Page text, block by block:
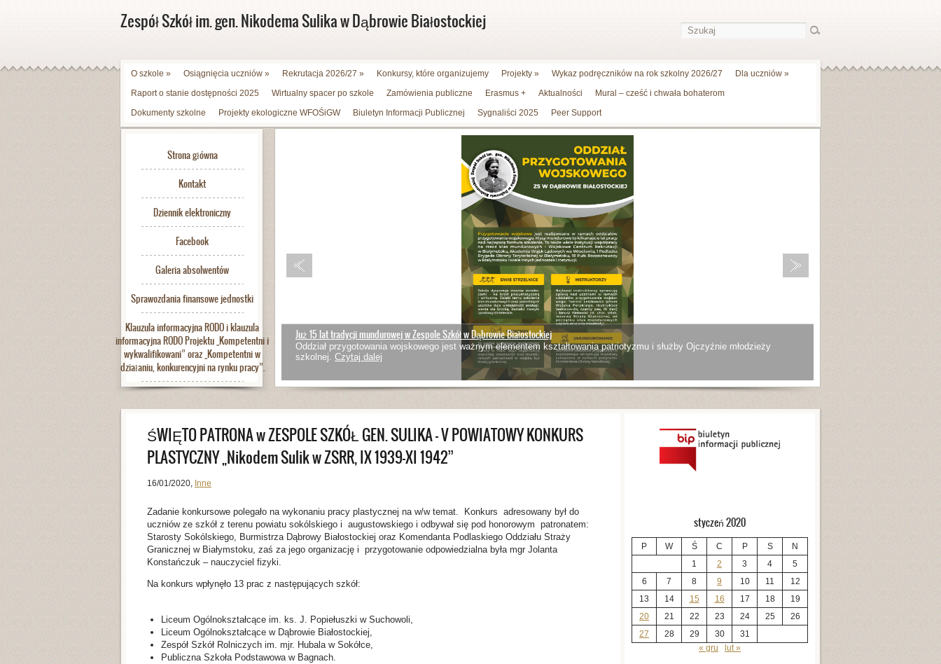
Zespół Szkół im. gen. Nikodema Sulika w Dąbrowie Białostockiej
O szkole » Osiągnięcia uczniów » Rekrutacja 2026/27 » Konkursy, które organizujemy Projekty » Wykaz podręczników na rok szkolny 2026/27 Dla uczniów »
Raport o stanie dostępności 2025
Wirtualny spacer po szkole Zamówienia publiczne Erasmus + Aktualności
Mural – cześć i chwała bohaterom
Dokumenty szkolne
Projekty ekologiczne WFOŚiGW Biuletyn Informacji Publicznej Sygnaliści 2025 Peer Support
Strona główna
Kontakt
Dziennik elektroniczny
Facebook
Galeria absolwentów
Sprawozdania finansowe jednostki
Klauzula informacyjna RODO i klauzula
informacyjna RODO Projektu „Kompetentni i
wykwalifikowani” oraz „Kompetentni w
działaniu, konkurencyjni na rynku pracy”.
Już 15 lat tradycji mundurowej w Zespole Szkół w Dąbrowie Białostockiej
Oddział przygotowania wojskowego jest ważnym elementem kształtowania patriotyzmu i służby Ojczyźnie młodzieży
szkolnej. Czytaj dalej
styczeń 2020
P W Ś C P S
N
1
2 3 4
5
6
7 8 9 10 11
12
13
14 15 16 17 18
19
20
21 22 23 24 25
26
27
28 29 30
31
« gru
lut »
ŚWIĘTO PATRONA w ZESPOLE SZKÓŁ GEN. SULIKA – V POWIATOWY KONKURS
PLASTYCZNY „Nikodem Sulik w ZSRR, IX 1939-XI 1942”
16/01/2020, Inne
Zadanie konkursowe polegało na wykonaniu pracy plastycznej na w/w temat. Konkurs adresowany był do
uczniów ze szkół z terenu powiatu sokólskiego i augustowskiego i odbywał się pod honorowym patronatem:
Starosty Sokólskiego, Burmistrza Dąbrowy Białostockiej oraz Komendanta Podlaskiego Oddziału Straży
Granicznej w Białymstoku, zaś za jego organizację i przygotowanie odpowiedzialna była mgr Jolanta
Konstańczuk – nauczyciel fizyki.
Na konkurs wpłynęło 13 prac z następujących szkół:
Liceum Ogólnokształcące im. ks. J. Popiełuszki w Suchowoli,
Liceum Ogólnokształcące w Dąbrowie Białostockiej,
Zespół Szkół Rolniczych im. mjr. Hubala w Sokółce,
Publiczna Szkoła Podstawowa w Bagnach.